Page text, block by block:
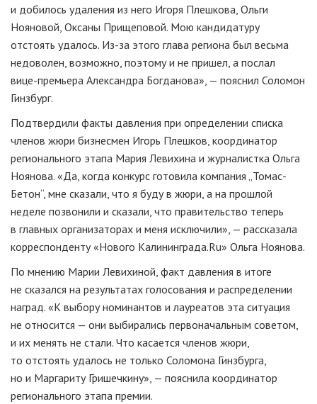
и добилось удаления из него Игоря Плешкова, Ольги
Нояновой, Оксаны Прищеповой. Мою кандидатуру
отстоять удалось. Из-за этого глава региона был весьма
недоволен, возможно, поэтому и не пришел, а послал
вице-премьера Александра Богданова», — пояснил Соломон
Гинзбург.
Подтвердили факты давления при определении списка
членов жюри бизнесмен Игорь Плешков, координатор
регионального этапа Мария Левихина и журналистка Ольга
Ноянова. «Да, когда конкурс готовила компания „Томас-
Бетон“, мне сказали, что я буду в жюри, а на прошлой
неделе позвонили и сказали, что правительство теперь
в главных организаторах и меня исключили», — рассказала
корреспонденту «Нового Калининграда.Ru» Ольга Ноянова.
По мнению Марии Левихиной, факт давления в итоге
не сказался на результатах голосования и распределении
наград. «К выбору номинантов и лауреатов эта ситуация
не относится — они выбирались первоначальным советом,
и их менять не стали. Что касается членов жюри,
то отстоять удалось не только Соломона Гинзбурга,
но и Маргариту Гришечкину», — пояснила координатор
регионального этапа премии.